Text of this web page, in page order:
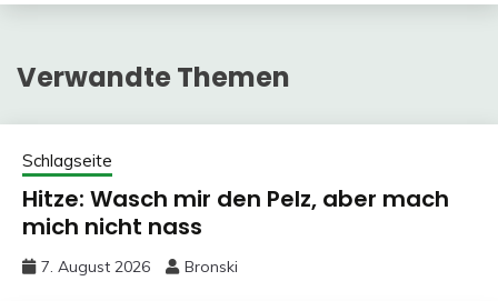
Verwandte Themen
Schlagseite
Hitze: Wasch mir den Pelz, aber mach
mich nicht nass
7. August 2026 Bronski